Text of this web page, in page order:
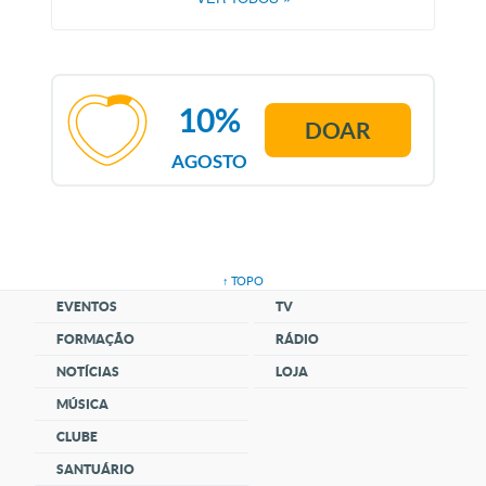
AGOSTO
10% DOAR
↑ TOPO
EVENTOS
FORMAÇÃO
NOTÍCIAS
MÚSICA
CLUBE
SANTUÁRIO
TV
RÁDIO
LOJA